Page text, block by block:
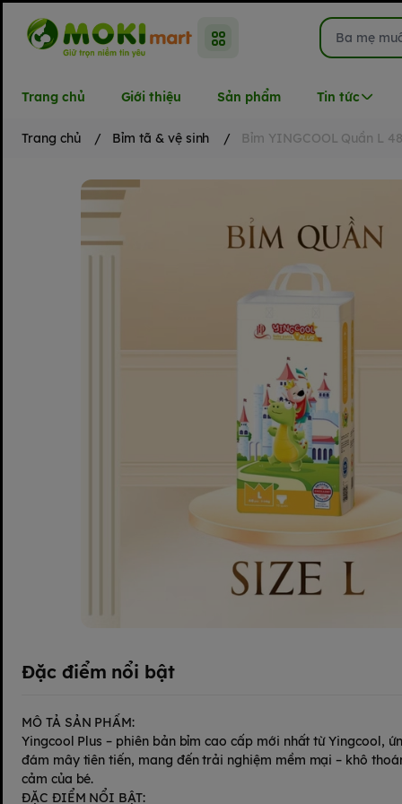
Trang chủ Giới thiệu Sản phẩm Tin tức
Trang chủ / Bỉm tã & vệ sinh / Bỉm YINGCOOL Quần L
Đặc điểm nổi bật
MÔ TẢ SẢN PHẨM:
Yingcool Plus – phiên bản bỉm cao cấp mới nhất từ Yingcool,
đám mây tiên tiến, mang đến trải nghiệm mềm mại – khô
cảm của bé.
ĐẶC ĐIỂM NỔI BẬT: